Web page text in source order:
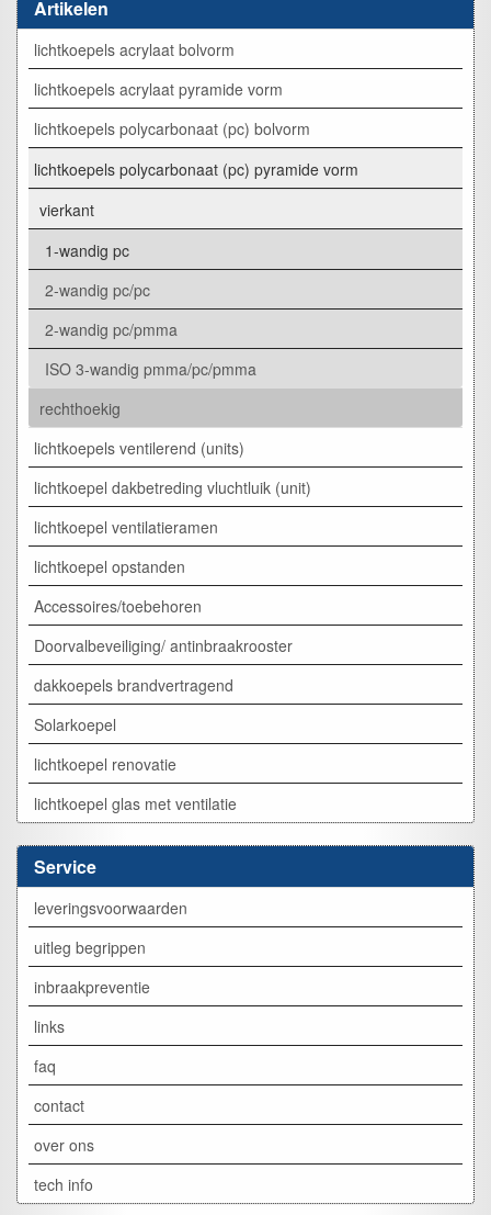
Artikelen
lichtkoepels acrylaat bolvorm
lichtkoepels acrylaat pyramide vorm
lichtkoepels polycarbonaat (pc) bolvorm
lichtkoepels polycarbonaat (pc) pyramide vorm
vierkant
1-wandig pc
2-wandig pc/pc
2-wandig pc/pmma
ISO 3-wandig pmma/pc/pmma
rechthoekig
lichtkoepels ventilerend (units)
lichtkoepel dakbetreding vluchtluik (unit)
lichtkoepel ventilatieramen
lichtkoepel opstanden
Accessoires/toebehoren
Doorvalbeveiliging/ antinbraakrooster
dakkoepels brandvertragend
Solarkoepel
lichtkoepel renovatie
lichtkoepel glas met ventilatie
Service
leveringsvoorwaarden
uitleg begrippen
inbraakpreventie
links
faq
contact
over ons
tech info